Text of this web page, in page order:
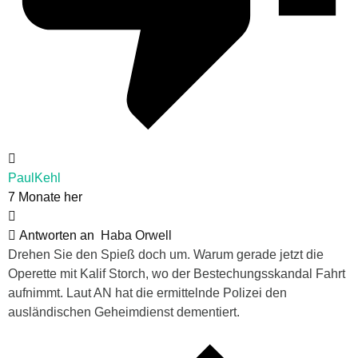
PaulKehl
7 Monate her
Antworten an
Haba Orwell
Drehen Sie den Spieß doch um. Warum gerade jetzt die
Operette mit Kalif Storch, wo der Bestechungsskandal Fahrt
aufnimmt. Laut AN hat die ermittelnde Polizei den
ausländischen Geheimdienst dementiert.